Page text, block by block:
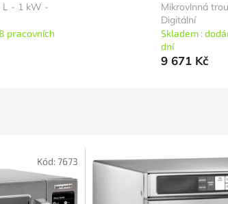
L - 1 kW -
pracovních
Mikrovlnná
Digitální
Skladem :
dní
9 671 Kč
Kód:7673